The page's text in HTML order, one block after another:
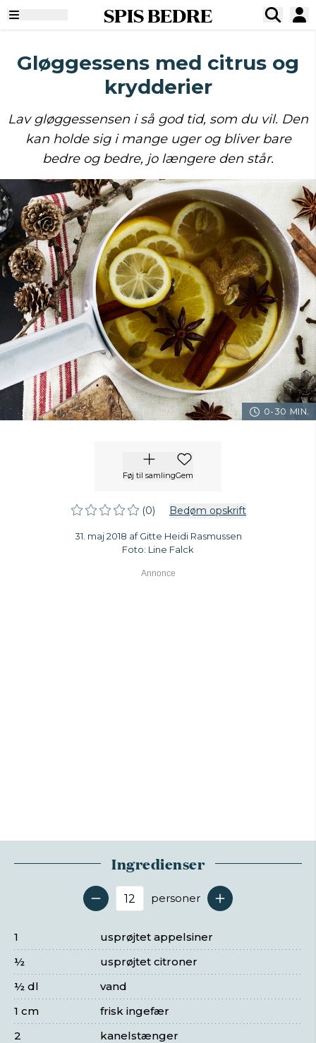
SPIS BEDRE
Gløggessens med citrus og
krydderier
Lav gløggessensen i så god tid, som du vil. Den
kan holde sig i mange uger og bliver bare
bedre og bedre, jo længere den står.
0-30 MIN.
Føj til samlingGem
(0) Bedøm opskrift
31. maj 2018 af Gitte Heidi Rasmussen
Foto: Line Falck
Ingredienser
Antal serveringer
personer
usprøjtet appelsiner
1
usprøjtet citroner
½
vand
½ dl
frisk ingefær
1 cm
kanelstænger
2